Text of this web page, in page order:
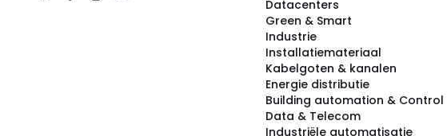
Datacenters
Green & Smart
Industrie
Installatiemateriaal
Kabelgoten & kanalen
Energie distributie
Building automation & Control
Data & Telecom
Industriële automatisatie